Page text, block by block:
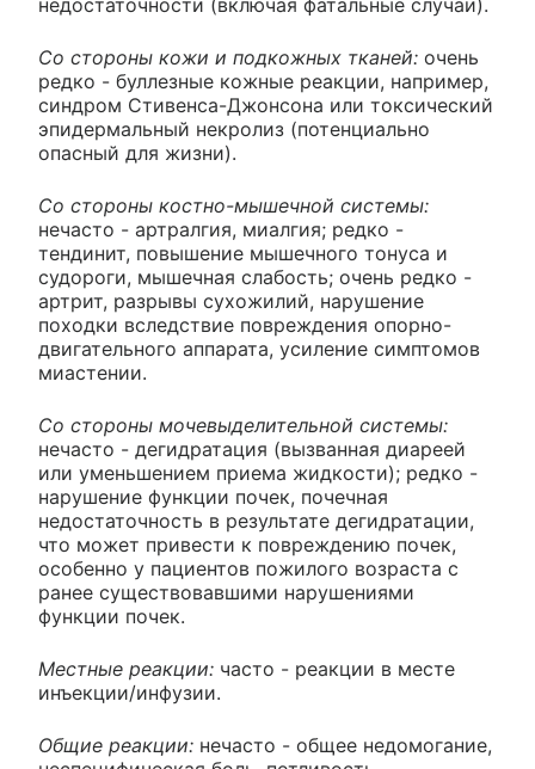
недостаточности (включая фатальные случаи).
Со стороны кожи и подкожных тканей: очень
редко - буллезные кожные реакции, например,
синдром Стивенса-Джонсона или токсический
эпидермальный некролиз (потенциально
опасный для жизни).
Со стороны костно-мышечной системы:
нечасто - артралгия, миалгия; редко -
тендинит, повышение мышечного тонуса и
судороги, мышечная слабость; очень редко -
артрит, разрывы сухожилий, нарушение
походки вследствие повреждения опорно-
двигательного аппарата, усиление симптомов
миастении.
Со стороны мочевыделительной системы:
нечасто - дегидратация (вызванная диареей
или уменьшением приема жидкости); редко -
нарушение функции почек, почечная
недостаточность в результате дегидратации,
что может привести к повреждению почек,
особенно у пациентов пожилого возраста с
ранее существовавшими нарушениями
функции почек.
Местные реакции: часто - реакции в месте
инъекции/инфузии.
Общие реакции: нечасто - общее недомогание,